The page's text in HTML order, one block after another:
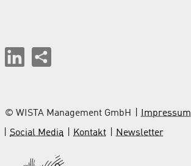
© WISTA Management GmbH Impressum
Social Media
Kontakt Newsletter